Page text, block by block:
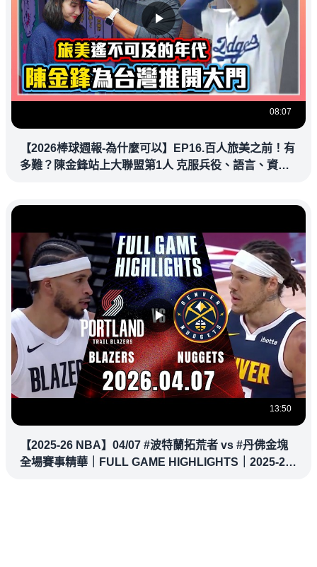
08:07
【2026棒球週報-為什麼可以】EP16.百人旅美之前！有
多難？陳金鋒站上大聯盟第1人 克服兵役、語言、資訊
13:50
【2025-26 NBA】04/07 #波特蘭拓荒者 vs #丹佛金塊
全場賽事精華｜FULL GAME HIGHLIGHTS｜2025-26